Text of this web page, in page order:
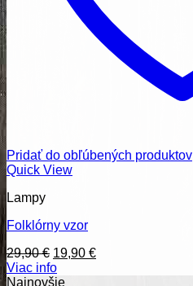
Pridať do obľúbených produktov
Quick View
Lampy
Folklórny vzor
29,90€ Pôvodná
cena
bola:
19,90 €Aktuálna
Viac info
Najnovšie